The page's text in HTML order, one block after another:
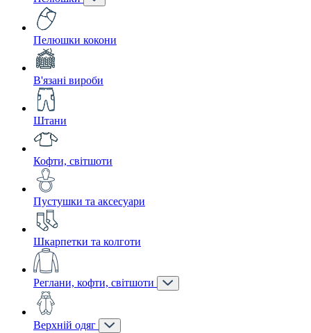
Пелюшки кокони
В'язані вироби
Штани
Кофти, світшоти
Пустушки та аксесуари
Шкарпетки та колготи
Реглани, кофти, світшоти
Верхній одяг